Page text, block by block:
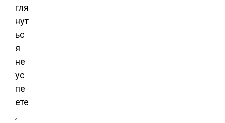
гля
нут
ьс
я
не
ус
пе
ете
,